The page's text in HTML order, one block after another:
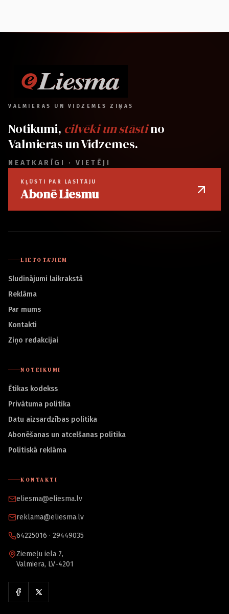
VALMIERAS UN VIDZEMES ZIŅAS
Notikumi, cilvēki un stāstino
Valmieras un Vidzemes.
NEATKARĪGI · VIETĒJI
KĻŪSTI PAR LASĪTĀJU
Abonē Liesmu
LIETOTĀJIEM
Sludinājumi laikrakstā
Reklāma
Par mums
Kontakti
Ziņo redakcijai
NOTEIKUMI
Ētikas kodekss
Privātuma politika
Datu aizsardzības politika
Abonēšanas un atcelšanas politika
Politiskā reklāma
KONTAKTI
eliesma@eliesma.lv
reklama@eliesma.lv
64225016 · 29449035
Ziemeļu iela 7,
Valmiera, LV-4201